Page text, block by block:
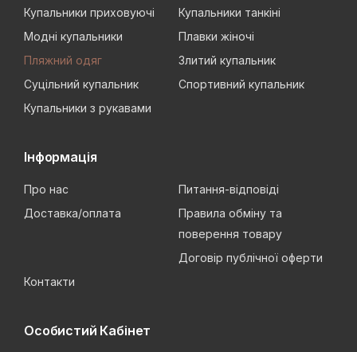
Купальники приховуючі
Купальники танкіні
Модні купальники
Плавки жіночі
Пляжний одяг
Злитий купальник
Суцільний купальник
Спортивний купальник
Купальники з рукавами
Інформація
Про нас
Питання-відповіді
Доставка/оплата
Правила обміну та
поверення товару
Договір публічної оферти
Контакти
Особистий Кабінет